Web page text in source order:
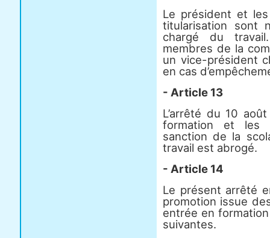
Le président et
titularisation sont
chargé du
membres de la
un vice-président
en cas
- Article 13
L’arrêté du 10
formation et les
sanction de la
travail est abrogé.
- Article 14
Le présent arrêté
promotion issue
entrée en
suivantes.